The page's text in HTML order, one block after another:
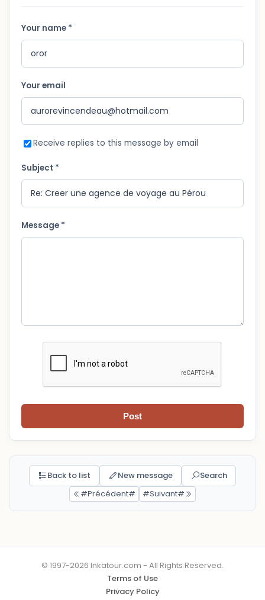
Your name *
Your email
Receive replies to this message by email
Subject *
Message *
Post
Back to list New message
Search
#Précédent#
#Suivant#
© 1997-2026 Inkatour.com - All Rights Reserved.
Terms of Use
Privacy Policy